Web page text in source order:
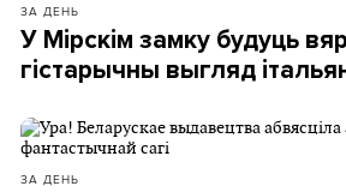
ЗА ДЕНЬ
У Мірскім замку будуць
гістарычны выгляд
ЗА ДЕНЬ